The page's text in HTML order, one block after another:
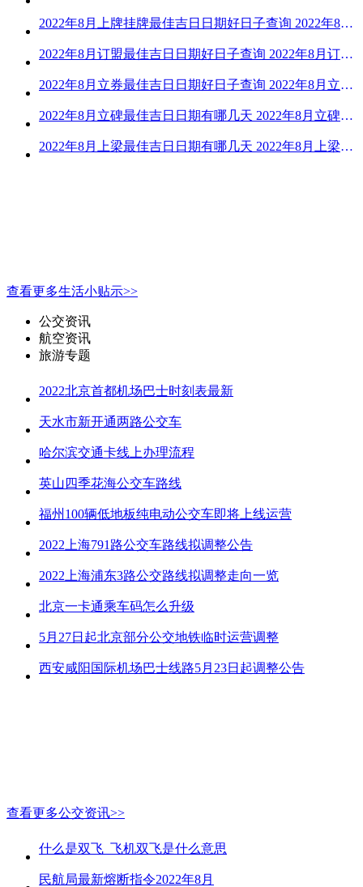
2022年8月上牌挂牌最佳吉日日期好日子查询 2022年8月上牌吉日精选
2022年8月订盟最佳吉日日期好日子查询 2022年8月订盟黄道吉日一览
2022年8月立券最佳吉日日期好日子查询 2022年8月立券的黄道吉日一览
2022年8月立碑最佳吉日日期有哪几天 2022年8月立碑吉日查询
2022年8月上梁最佳吉日日期有哪几天 2022年8月上梁的黄道吉日
查看更多生活小贴示>>
公交资讯
航空资讯
旅游专题
2022北京首都机场巴士时刻表最新
天水市新开通两路公交车
哈尔滨交通卡线上办理流程
英山四季花海公交车路线
福州100辆低地板纯电动公交车即将上线运营
2022上海791路公交车路线拟调整公告
2022上海浦东3路公交路线拟调整走向一览
北京一卡通乘车码怎么升级
5月27日起北京部分公交地铁临时运营调整
西安咸阳国际机场巴士线路5月23日起调整公告
查看更多公交资讯>>
什么是双飞_飞机双飞是什么意思
民航局最新熔断指令2022年8月